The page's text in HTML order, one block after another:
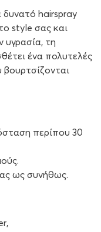
δυνατό hairspray
style σας και
υγρασία, τη
ένα πολυτελές
περίπου 30
ως συνήθως.